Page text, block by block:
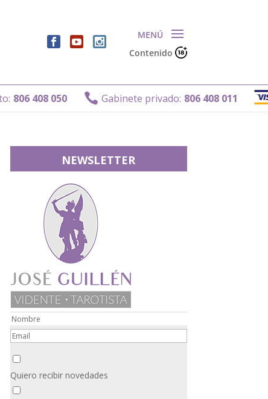
Contenido
 Gabinete privado: 806 408 011 Gabinete
NEWSLETTER
Quiero recibir novedades